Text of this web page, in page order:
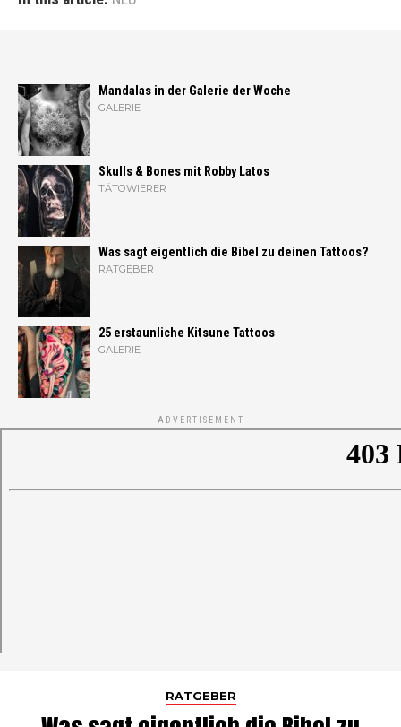
Mandalas in der Galerie der Woche
GALERIE
Skulls & Bones mit Robby Latos
TÄTOWIERER
Was sagt eigentlich die Bibel zu deinen Tattoos?
RATGEBER
25 erstaunliche Kitsune Tattoos
GALERIE
ADVERTISEMENT
RATGEBER